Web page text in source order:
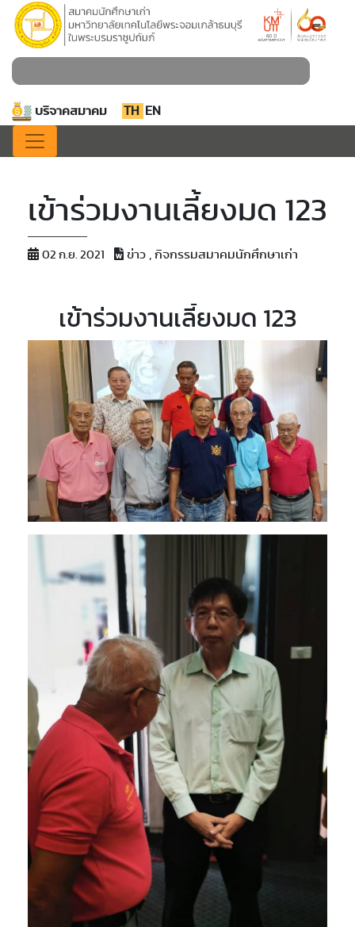
บริจาคสมาคม TH EN
เข้าร่วมงานเลี้ยงมด 123
02 ก.ย. 2021 ข่าว , กิจกรรมสมาคมนักศึกษาเก่า
เข้าร่วมงานเลี้ยงมด 123